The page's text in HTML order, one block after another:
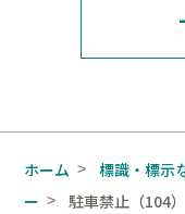
ホーム > 標識・標示
ー > 駐車禁止（104）